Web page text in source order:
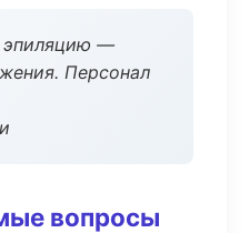
эпиляцию —
Персонал
вопросы